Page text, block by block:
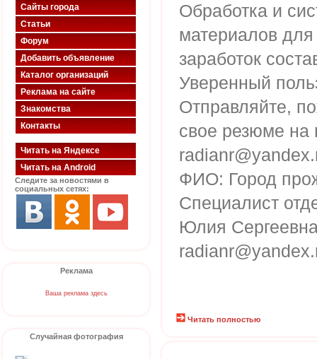
Сайты города
Статьи
Форум
Добавить объявление
Каталог организаций
Реклама на сайте
Знакомства
Контакты
Читать на Яндексе
Читать на Android
Следите за новостями в
социальных сетях:
Реклама
Ваша реклама здесь
Случайная фотография
Обработка и
материалов
заработок
Уверенный
Отправляйте,
свое резюме на
ФИО: Город
Специалист
Юлия
Читать полностью